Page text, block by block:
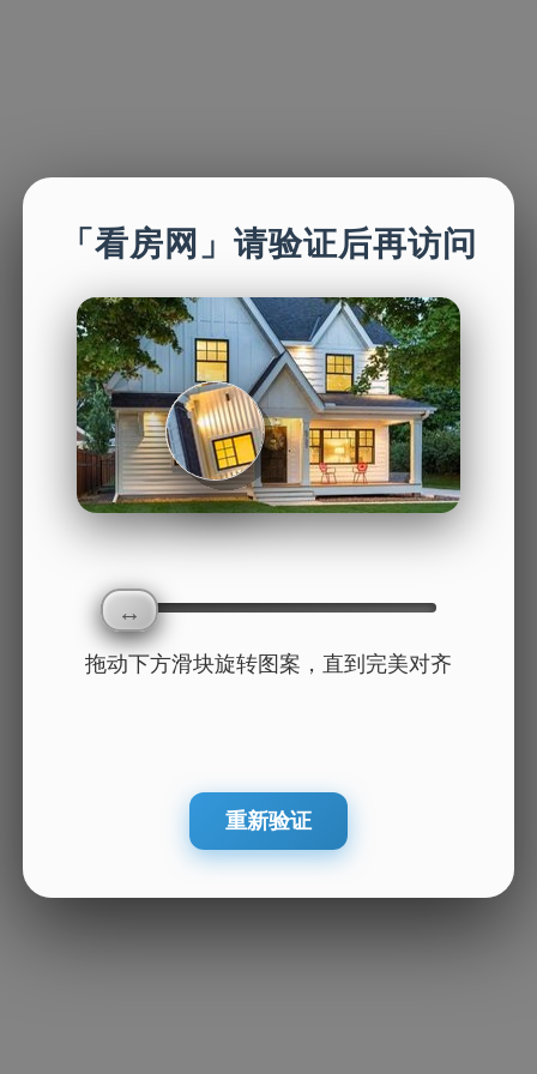
「看房网」请验证后再访问
拖动下方滑块旋转图案，直到完美对齐
重新验证